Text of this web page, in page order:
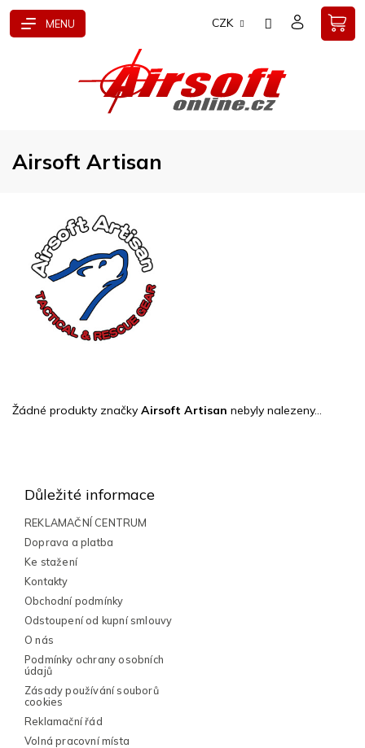
Přejít
CZK
Airsoft Artisan
Žádné produkty značky Airsoft Artisan nebyly nalezeny...
Důležité informace
REKLAMAČNÍ CENTRUM
Doprava a platba
Ke stažení
Kontakty
Obchodní podmínky
Odstoupení od kupní smlouvy
O nás
Podmínky ochrany osobních
údajů
Zásady používání souborů
cookies
Reklamační řád
Volná pracovní místa